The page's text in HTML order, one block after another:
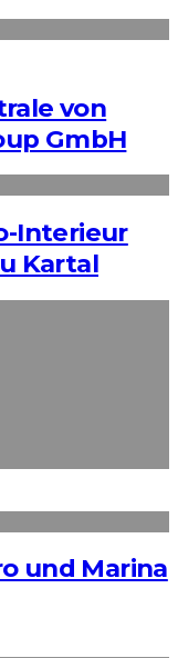
von
GmbH
Interieur
Kartal
und Marina